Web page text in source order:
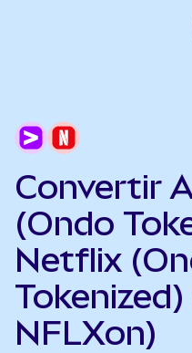
Convertir
(Ondo
Netflix
NFLXon)